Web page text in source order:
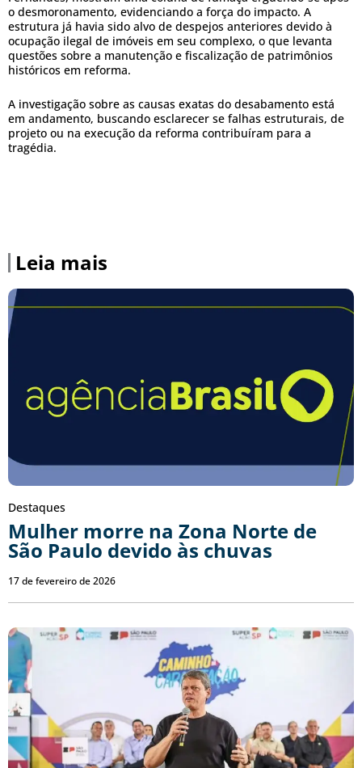
o desmoronamento, evidenciando a força do impacto. A
estrutura já havia sido alvo de despejos anteriores devido à
ocupação ilegal de imóveis em seu complexo, o que levanta
questões sobre a manutenção e fiscalização de patrimônios
históricos em reforma.
A investigação sobre as causas exatas do desabamento está
em andamento, buscando esclarecer se falhas estruturais, de
projeto ou na execução da reforma contribuíram para a
tragédia.
Leia mais
Destaques
Mulher morre na Zona Norte de
São Paulo devido às chuvas
17 de fevereiro de 2026